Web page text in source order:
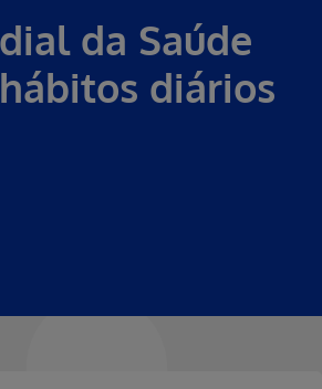
da Saúde
diários